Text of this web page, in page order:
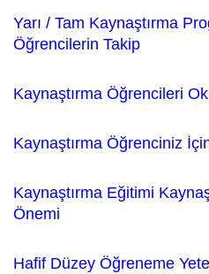
Yarı / Tam Kaynaştırma
Öğrencilerin Takip
Kaynaştırma Öğrencileri
Kaynaştırma Öğrenciniz
Kaynaştırma Eğitimi
Önemi
Hafif Düzey Öğreneme